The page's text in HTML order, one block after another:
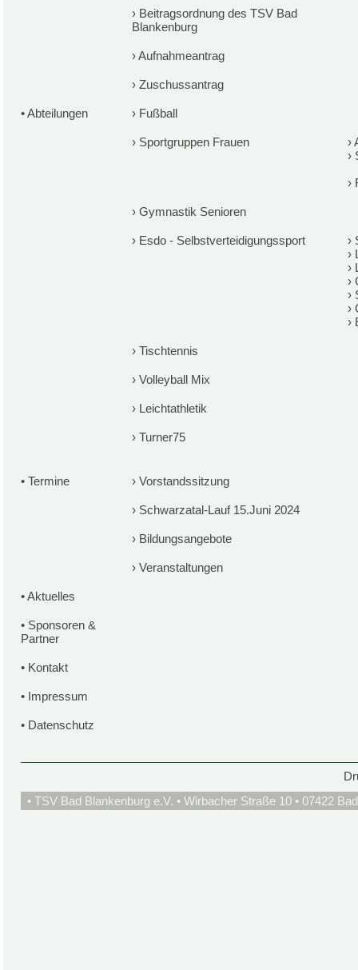
› Beitragsordnung des TSV Bad
Blankenburg
›Aufnahmeantrag
› Zuschussantrag
•Abteilungen › Fußball
› Sportgruppen Frauen ›
›
›
› Gymnastik Senioren
› Esdo - Selbstverteidigungssport ›
›
›
›
›
›
›
› Tischtennis
› Volleyball Mix
› Leichtathletik
› Turner75
• Termine › Vorstandssitzung
› Schwarzatal-Lauf 15.Juni 2024
› Bildungsangebote
› Veranstaltungen
•Aktuelles
• Sponsoren &
Partner
• Kontakt
• Impressum
• Datenschutz
• TSV Bad Blankenburg e.V. • Wirbacher Straße 10 • 07422